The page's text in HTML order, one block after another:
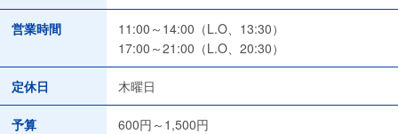
営業時間
11:00～14:00（L.O、13:30）
17:00～21:00（L.O、20:30）
定休日 木曜日
予算 600円～1,500円